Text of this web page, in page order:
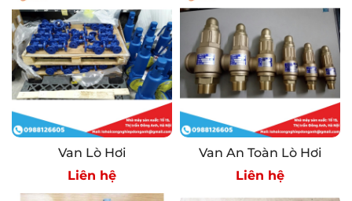
Van Lò Hơi
Liên hệ
Van An Toàn Lò Hơi
Liên hệ